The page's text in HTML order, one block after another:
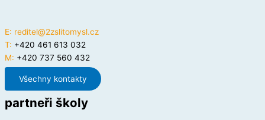
E: reditel@2zslitomysl.cz
T: +420 461 613 032
M: +420 737 560 432
Všechny kontakty
partneři školy